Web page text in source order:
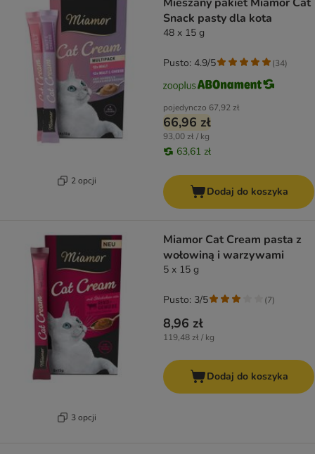
2 opcji
Snack pasty dla kota
48 x 15 g
pojedynczo 67,92 zł
66,96 zł
93,00 zł / kg
63,61 zł
Pusto: 4.9/5 (34)
Dodaj do koszyka
3 opcji
Miamor Cat Cream pasta z
wołowiną i warzywami
5 x 15 g
8,96 zł
119,48 zł / kg
Pusto: 3/5 (7)
Dodaj do koszyka